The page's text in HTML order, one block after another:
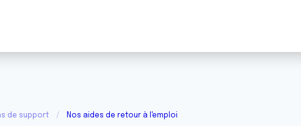
de support Nos aides de retour à l'emploi